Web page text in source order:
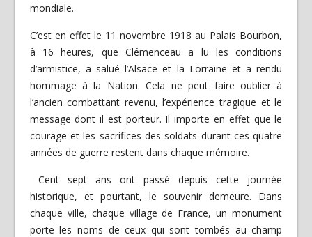
mondiale.
C’est en effet le 11 novembre 1918 au Palais Bourbon,
à 16 heures, que Clémenceau a lu les conditions
d’armistice, a salué l’Alsace et la Lorraine et a rendu
hommage à la Nation. Cela ne peut faire oublier à
l’ancien combattant revenu, l’expérience tragique et le
message dont il est porteur. Il importe en effet que le
courage et les sacrifices des soldats durant ces quatre
années de guerre restent dans chaque mémoire.
Cent sept ans ont passé depuis cette journée
historique, et pourtant, le souvenir demeure. Dans
chaque ville, chaque village de France, un monument
porte les noms de ceux qui sont tombés au champ